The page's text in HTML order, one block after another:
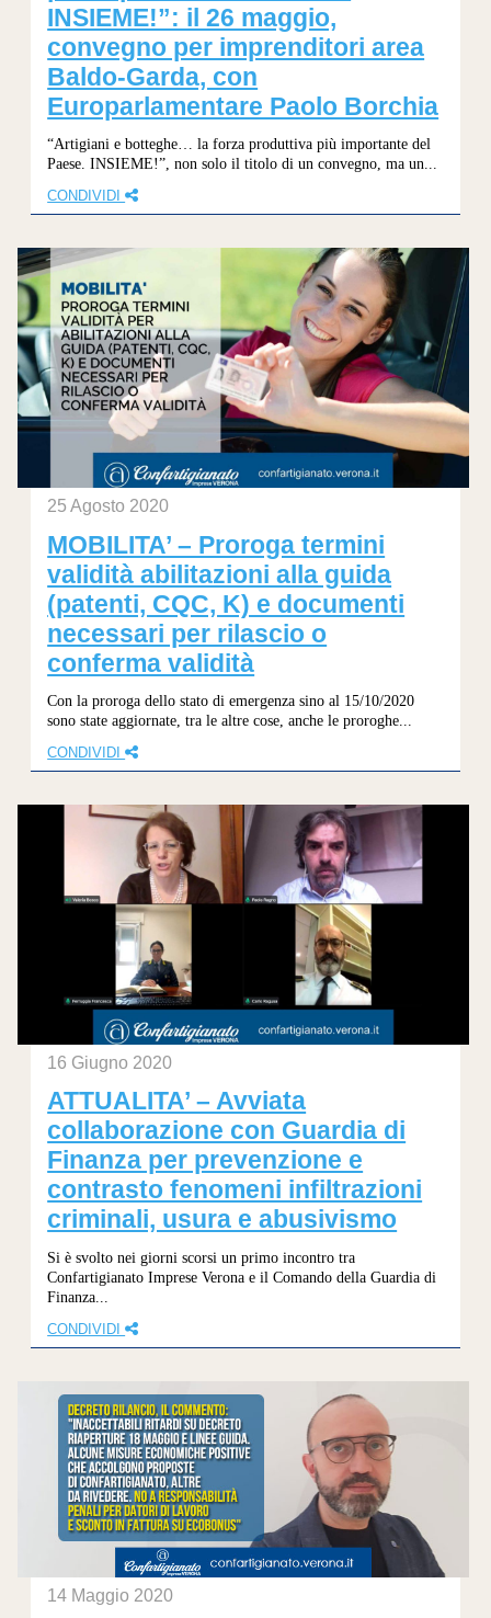
INSIEME!”: il 26 maggio,
convegno per imprenditori area
Baldo-Garda, con
Europarlamentare Paolo Borchia
“Artigiani e botteghe… la forza produttiva più importante del
Paese. INSIEME!”, non solo il titolo di un convegno, ma un...
CONDIVIDI
25 Agosto 2020
MOBILITA’ – Proroga termini
validità abilitazioni alla guida
(patenti, CQC, K) e documenti
necessari per rilascio o
conferma validità
Con la proroga dello stato di emergenza sino al 15/10/2020
sono state aggiornate, tra le altre cose, anche le proroghe...
CONDIVIDI
16 Giugno 2020
ATTUALITA’ – Avviata
collaborazione con Guardia di
Finanza per prevenzione e
contrasto fenomeni infiltrazioni
criminali, usura e abusivismo
Si è svolto nei giorni scorsi un primo incontro tra
Confartigianato Imprese Verona e il Comando della Guardia di
Finanza...
CONDIVIDI
14 Maggio 2020